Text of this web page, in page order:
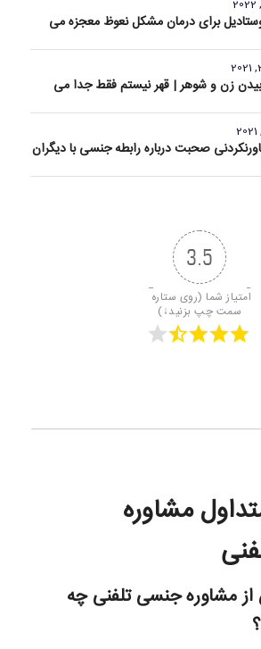
برای درمان مشکل نعوظ معجزه می
زن و شوهر | قهر نیستم فقط جدا می
صحبت درباره رابطه جنسی با دیگران
3.5
امتیاز شما (روی ستاره
سمت چپ بزنید↓)
مشاوره
از مشاوره جنسی تلفنی چه